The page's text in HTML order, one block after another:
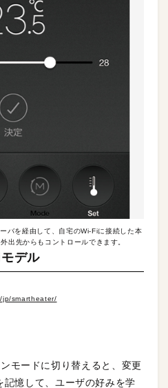
バを経由して、自宅のWi-Fiに接続した本
出先からもコントロールできます。
デル
jp/smartheater/
モードに切り替えると、変更
記憶して、ユーザの好みを学